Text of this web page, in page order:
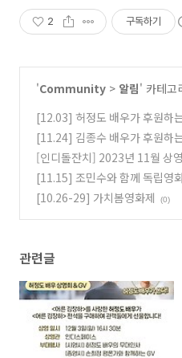
2 구독하기
'Community > 알림' 카테고
[12.03] 허정도 배우가 후원하
상영회
(0)
[11.24] 김종수 배우가 후원하
상영회 (0)
[인디돌잔치] 2023년 11월 상영
요
(0)
[11.15] 조민수와 함께 독립영
장하>
(0)
[10.26-29] 가치봄영화제 (0)
관련글